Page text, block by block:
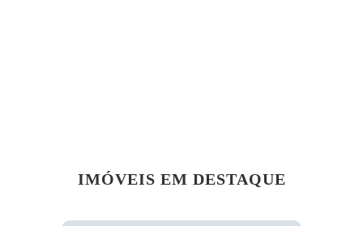
IMÓVEIS EM DESTAQUE